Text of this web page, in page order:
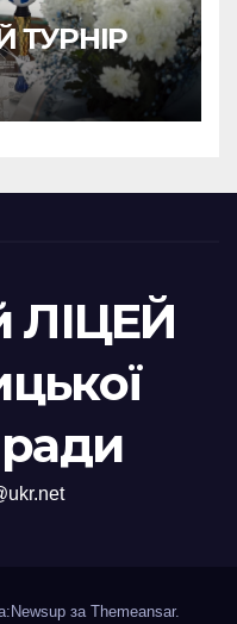
ТУРНІР
ЛІЦЕЙ
ради
заThemeansar.